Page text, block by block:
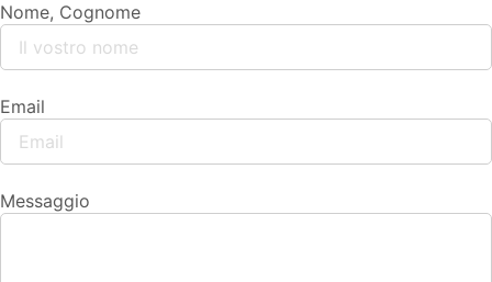
Nome, Cognome
Email
Messaggio